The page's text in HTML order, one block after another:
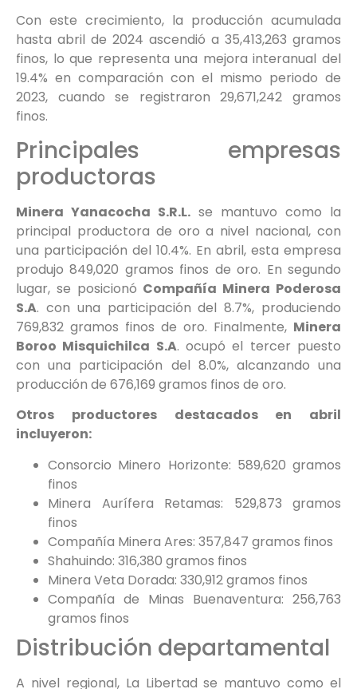
Con este crecimiento, la producción acumulada
hasta abril de 2024 ascendió a 35,413,263 gramos
finos, lo que representa una mejora interanual del
19.4% en comparación con el mismo periodo de
2023, cuando se registraron 29,671,242 gramos
finos.
Principales empresas
productoras
Minera Yanacocha S.R.L. se mantuvo como la
principal productora de oro a nivel nacional, con
una participación del 10.4%. En abril, esta empresa
produjo 849,020 gramos finos de oro. En segundo
lugar, se posicionó Compañía Minera Poderosa
S.A. con una participación del 8.7%, produciendo
769,832 gramos finos de oro. Finalmente, Minera
Boroo Misquichilca S.A. ocupó el tercer puesto
con una participación del 8.0%, alcanzando una
producción de 676,169 gramos finos de oro.
Otros productores destacados en abril
incluyeron:
Consorcio Minero Horizonte: 589,620 gramos
finos
Minera Aurífera Retamas: 529,873 gramos
finos
Compañía Minera Ares: 357,847 gramos finos
Shahuindo: 316,380 gramos finos
Minera Veta Dorada: 330,912 gramos finos
Compañía de Minas Buenaventura: 256,763
gramos finos
Distribución departamental
A nivel regional, La Libertad se mantuvo como el